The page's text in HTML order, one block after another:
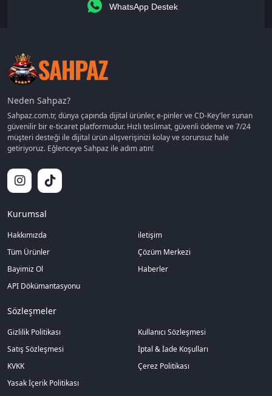
WhatsApp Destek
Neden Sahpaz?
Sahpaz.com.tr, dünya çapında dijital ürünler, e-pinler ve CD-Key'ler sunan
güvenilir bir e-ticaret platformudur. Hızlı teslimat, güvenli ödeme ve 7/24
müşteri desteği ile dijital ürün alışverişinizi kolay ve sorunsuz hale
getiriyoruz. Eğlenceye Sahpaz ile adım atın!
Kurumsal
Hakkımızda
iletişim
Tüm Ürünler
Çözüm Merkezi
Bayimiz Ol
Haberler
API Dökümantasyonu
Sözleşmeler
Gizlilik Politikası
Kullanıcı Sözleşmesi
Satış Sözleşmesi
İptal & İade Koşulları
KVKK
Çerez Politikası
Yasak İçerik Politikası